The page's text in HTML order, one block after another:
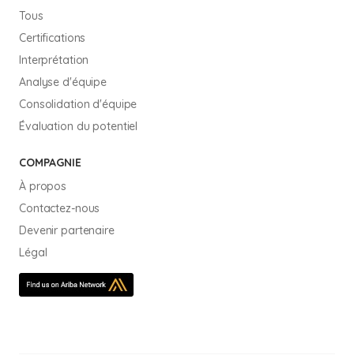
Tous
Certifications
Interprétation
Analyse d'équipe
Consolidation d'équipe
Évaluation du potentiel
COMPAGNIE
À propos
Contactez-nous
Devenir partenaire
Légal